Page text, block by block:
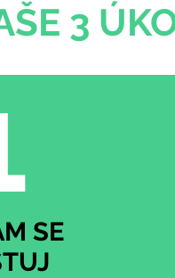
3
SE